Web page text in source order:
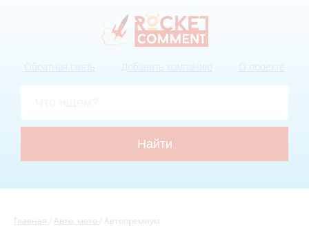
Добавить компанию
Главная Авто, мото Автопремиум